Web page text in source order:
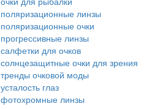
поляризационные линзы
поляризационные очки
прогрессивные линзы
салфетки для очков
солнцезащитные очки для зрения
тренды очковой моды
усталость глаз
фотохромные линзы